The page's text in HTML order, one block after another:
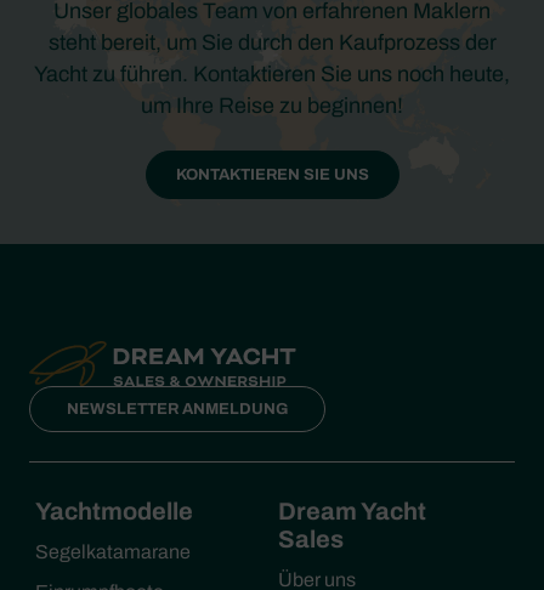
Unser globales Team von erfahrenen Maklern
steht bereit, um Sie durch den Kaufprozess der
Yacht zu führen. Kontaktieren Sie uns noch heute,
um Ihre Reise zu beginnen!
KONTAKTIEREN SIE UNS
NEWSLETTER ANMELDUNG
Yachtmodelle
Segelkatamarane
Dream Yacht
Sales
Über uns